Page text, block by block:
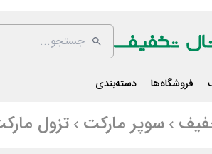
فروشگاه‌ها دسته‌بندی
سوپر مارکت تزول